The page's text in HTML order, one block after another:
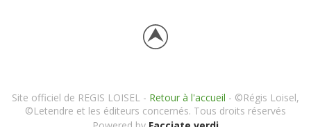
Site officiel de REGIS LOISEL - Retour à l'accueil - ©Régis Loisel,
©Letendre et les éditeurs concernés. Tous droits réservés